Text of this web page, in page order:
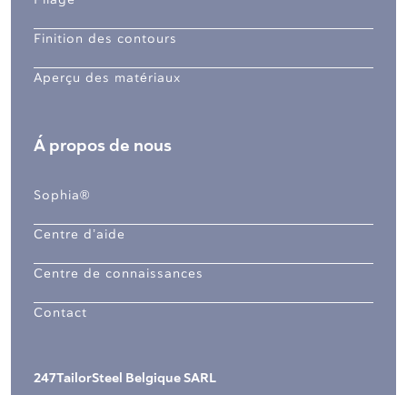
Finition des contours
Aperçu des matériaux
Á propos de nous
Sophia®
Centre d’aide
Centre de connaissances
Contact
247TailorSteel Belgique SARL